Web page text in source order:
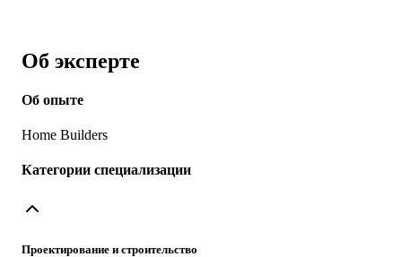
Об эксперте
Об опыте
Home Builders
Категории специализации
Проектирование и строительство